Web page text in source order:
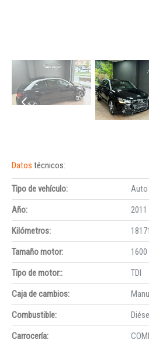
Datos técnicos:
Tipo de vehículo:
Auto
Año:
2011
Kilómetros:
Tamaño motor:
1600
Tipo de motor::
TDI
Caja de cambios:
Combustible:
Carrocería: